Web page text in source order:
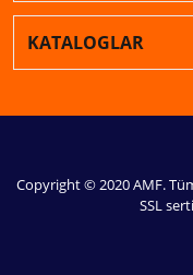
KATALOGLAR
Copyright © 2020 AMF.
SSL